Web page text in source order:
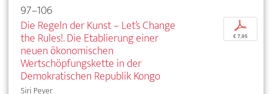
97–106
Die Regeln der Kunst – Let’s Change
the Rules!. Die Etablierung einer
neuen ökonomischen
Wertschöpfungskette in der
Demokratischen Republik Kongo
Siri Peyer
p
€ 7,95